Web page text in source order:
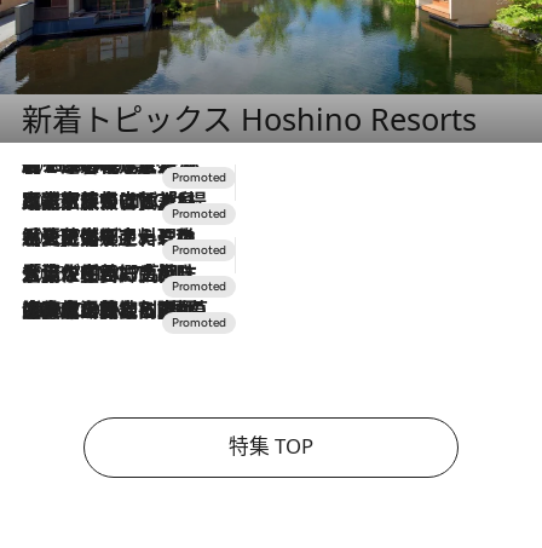
新着トピックス Hoshino Resorts
2026.8.7
【トンボの足水浴】ヒノキの香りに包まれて涼感マックス！約13℃の湧水かけ流しを避暑地「星野温泉 トンボの湯」で体験
2026.7.31
【ホテル帰省】という選択肢をOMOが提案。家族とほどよい距離を保つには「昼は実家、夜は気兼ねなくホテルで！」
2026.7.24
【夏限定ディナーコース】旬を迎える稚鮎や花ズッキーニなどをイタリア・トスカーナの郷土料理の手法で満喫！
2026.7.17
「土佐和ハーブかき氷」がOMO7高知に登場！生姜、山椒、大葉など目にも舌にも涼を呼ぶ郷土の味
2026.7.10
NEW OPEN！【界 草津】名湯の地に誕生。趣の異なる2種の温泉と上州ならではの会席・蕎麦割烹など美食を味わう究極の癒やし旅
特集 TOP